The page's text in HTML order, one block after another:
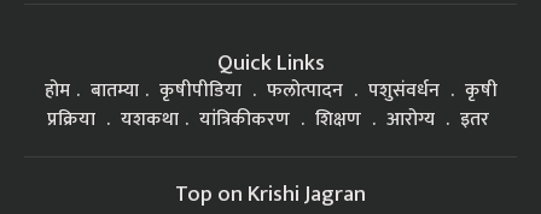
Quick Links
होम बातम्या कृषीपीडिया फलोत्पादन पशुसंवर्धन
कृषी
प्रक्रिया
यशकथा यांत्रिकीकरण शिक्षण आरोग्य इतर
Top on Krishi Jagran